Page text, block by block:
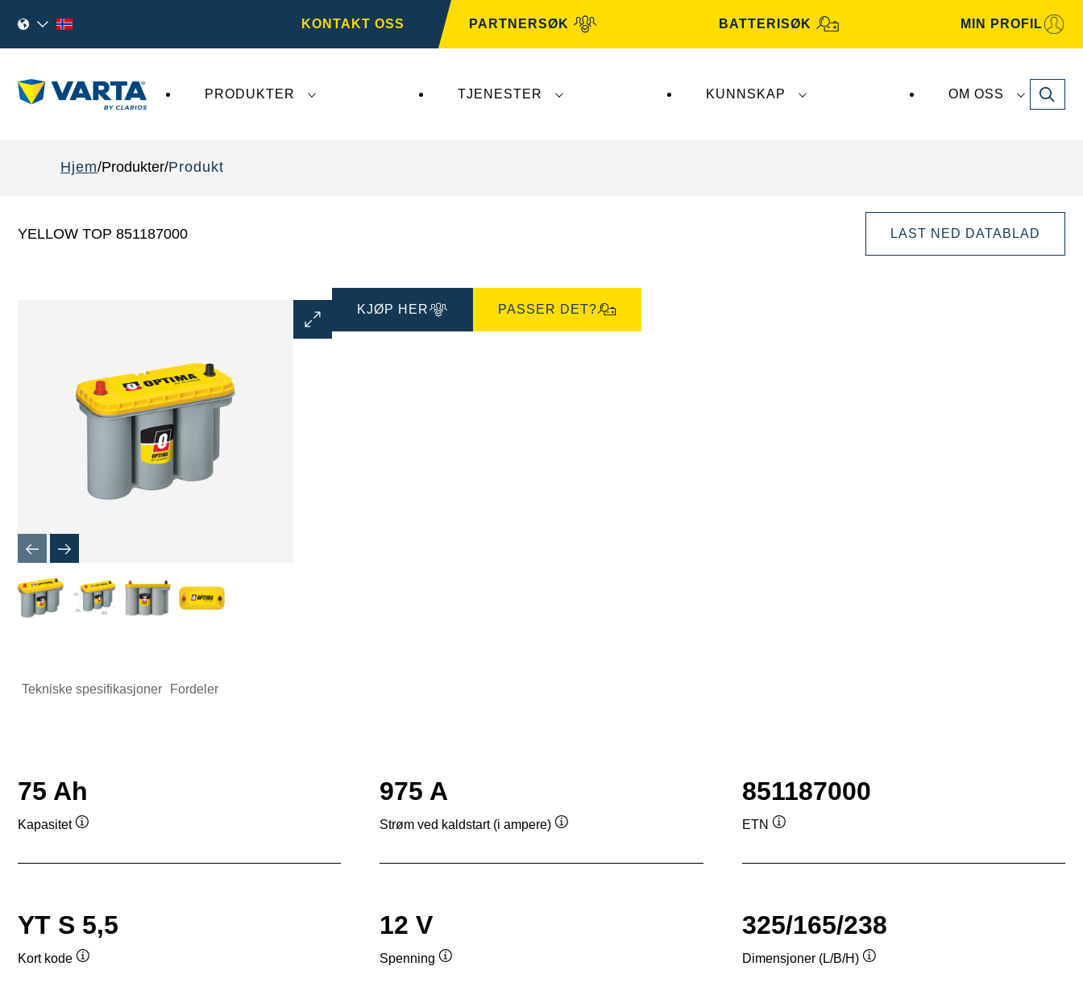
KONTAKT OSS PARTNERSØK BATTERISØK MIN PROFIL
PRODUKTER TJENESTER KUNNSKAP OM OSS Search
Hjem Produkter Produkt
YELLOW TOP 851187000 LAST NED DATABLAD
Åpne
bildedialog
bildedialog
KJØP HER PASSER DET?
Tekniske spesifikasjoner Fordeler
75 Ah
Kapasitet
975 A
Strøm ved kaldstart (i ampere)
851187000
ETN
YT S 5,5
Kort kode
12 V
Spenning
325/165/238
Dimensjoner (L/B/H)